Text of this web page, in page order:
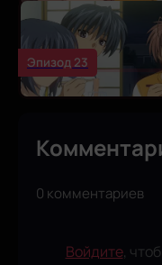
Эпизод 23
0 комментариев
Войдите,